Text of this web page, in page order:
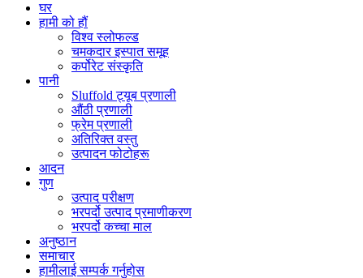
घर
हामी को हौं
विश्व स्लोफल्ड
चमकदार इस्पात समूह
कर्पोरेट संस्कृति
पानी
Sluffold ट्यूब प्रणाली
औंठी प्रणाली
फ्रेम प्रणाली
अतिरिक्त वस्तु
उत्पादन फोटोहरू
आदन
गुण
उत्पाद परीक्षण
भरपर्दो उत्पाद प्रमाणीकरण
भरपर्दो कच्चा माल
अनुष्ठान
समाचार
हामीलाई सम्पर्क गर्नुहोस